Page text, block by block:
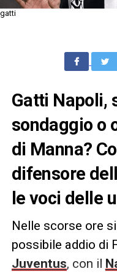
gatti
Gatti Napoli,
sondaggio o
di Manna?
difensore
le voci delle
Nelle scorse ore
possibile addio di
Juventus, con il